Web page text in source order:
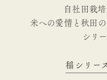
自社田栽
米への愛情と秋田
シリ
稲シリー